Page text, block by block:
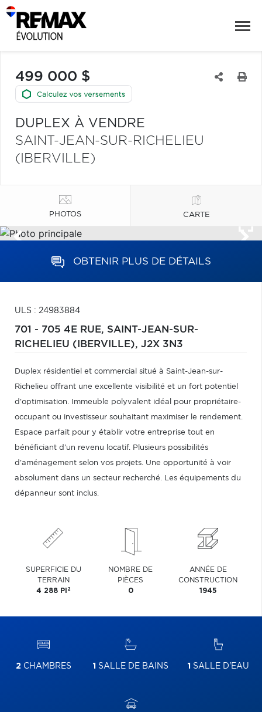
499 000 $
DUPLEX À VENDRE
SAINT-JEAN-SUR-RICHELIEU
(IBERVILLE)
PHOTOS CARTE
OBTENIR PLUS DE DÉTAILS
ULS : 24983884
701 - 705 4E RUE, SAINT-JEAN-SUR-
RICHELIEU (IBERVILLE), J2X 3N3
Duplex résidentiel et commercial situé à Saint-Jean-sur-
Richelieu offrant une excellente visibilité et un fort potentiel
d'optimisation. Immeuble polyvalent idéal pour propriétaire-
occupant ou investisseur souhaitant maximiser le rendement.
Espace parfait pour y établir votre entreprise tout en
bénéficiant d'un revenu locatif. Plusieurs possibilités
d'aménagement selon vos projets. Une opportunité à voir
absolument dans un secteur recherché. Les équipements du
dépanneur sont inclus.
SUPERFICIE DU
TERRAIN
4 288 PI 2
NOMBRE DE
PIÈCES
0
ANNÉE DE
CONSTRUCTION
1945
2 CHAMBRES 1 SALLE DE BAINS 1 SALLE D'EAU